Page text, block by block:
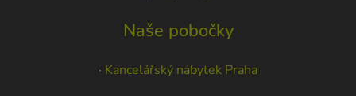
Naše pobočky
· Kancelářský nábytek Praha